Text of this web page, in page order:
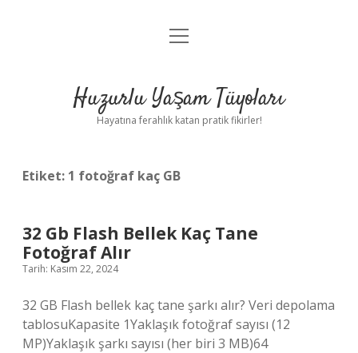
Anasayfa
Yasal Uyarı
menüyü
Huzurlu Yaşam Tüyoları
Hayatına ferahlık katan pratik fikirler!
Etiket: 1 fotoğraf kaç GB
32 Gb Flash Bellek Kaç Tane
Fotoğraf Alır
Tarih: Kasım 22, 2024
32 GB Flash bellek kaç tane şarkı alır? Veri depolama
tablosuKapasite 1Yaklaşık fotoğraf sayısı (12
MP)Yaklaşık şarkı sayısı (her biri 3 MB)64